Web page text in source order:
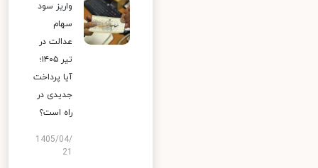
واریز سود
سهام
عدالت در
تیر ۱۴۰۵؛
آیا پرداخت
جدیدی در
راه است؟
1405/04/